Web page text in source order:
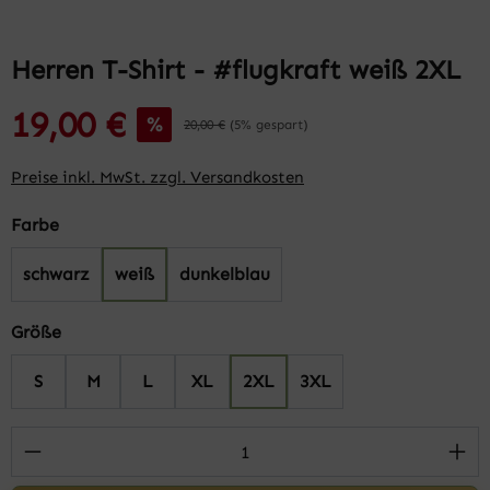
Herren T-Shirt - #flugkraft weiß 2XL
19,00 € % 20,00 € (5% gespart)
Preise inkl. MwSt. zzgl. Versandkosten
Farbeauswählen
schwarz weiß dunkelblau
Größeauswählen
S M L XL 2XL 3XL
Produkt Anzahl: Gib den gewünschten